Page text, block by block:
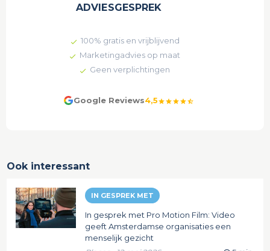
ADVIESGESPREK
100% gratis en vrijblijvend
Marketingadvies op maat
Geen verplichtingen
Google Reviews4,5starstarstarstarstar_half
Ook interessant
IN GESPREK MET
In gesprek met Pro Motion Film: Video
geeft Amsterdamse organisaties een
menselijk gezicht